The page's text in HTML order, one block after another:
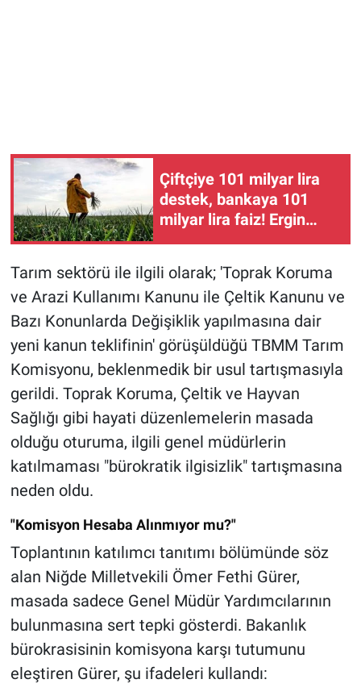
Çiftçiye 101 milyar lira
destek, bankaya 101
milyar lira faiz! Ergin
Kahveci: "Bu yol yol
Tarım sektörü ile ilgili olarak; 'Toprak Koruma
ve Arazi Kullanımı Kanunu ile Çeltik Kanunu ve
Bazı Konunlarda Değişiklik yapılmasına dair
yeni kanun teklifinin' görüşüldüğü TBMM Tarım
Komisyonu, beklenmedik bir usul tartışmasıyla
gerildi. Toprak Koruma, Çeltik ve Hayvan
Sağlığı gibi hayati düzenlemelerin masada
olduğu oturuma, ilgili genel müdürlerin
katılmaması "bürokratik ilgisizlik" tartışmasına
neden oldu.
"Komisyon Hesaba Alınmıyor mu?"
Toplantının katılımcı tanıtımı bölümünde söz
alan Niğde Milletvekili Ömer Fethi Gürer,
masada sadece Genel Müdür Yardımcılarının
bulunmasına sert tepki gösterdi. Bakanlık
bürokrasisinin komisyona karşı tutumunu
eleştiren Gürer, şu ifadeleri kullandı: